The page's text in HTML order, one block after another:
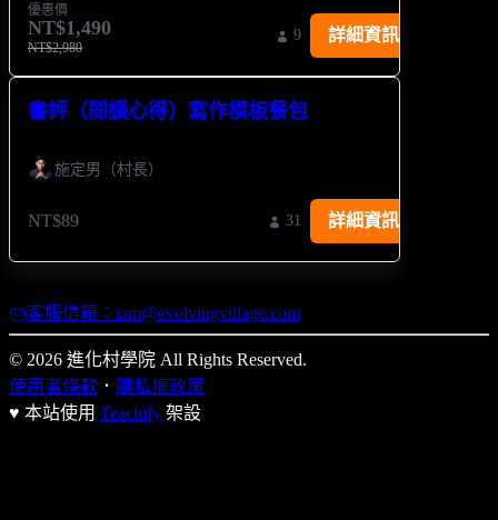
優惠價
NT$1,490
NT$2,980
9 詳細資訊
書評（閱讀心得）寫作模板餐包
施定男（村長）
NT$89 31 詳細資訊
客服信箱：iam@evolvingvillage.com
© 2026 進化村學院 All Rights Reserved.
使用者條款 ． 隱私權政策
♥ 本站使用 Teachify 架設